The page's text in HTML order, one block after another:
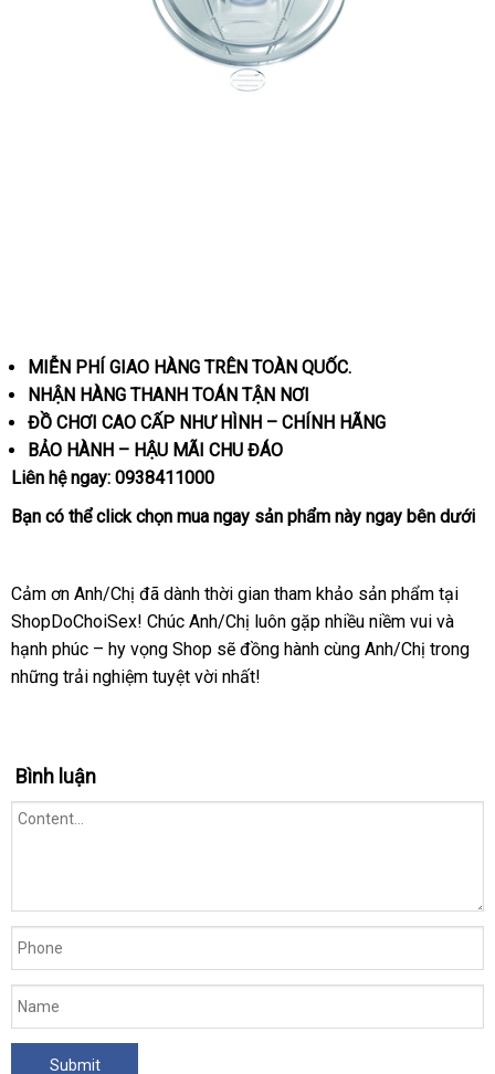
ly-
nam
MIỄN PHÍ GIAO HÀNG TRÊN TOÀN QUỐC.
NHẬN HÀNG THANH TOÁN TẬN NƠI
ĐỒ CHƠI CAO CẤP NHƯ HÌNH – CHÍNH HÃNG
BẢO HÀNH – HẬU MÃI CHU ĐÁO
Liên hệ ngay: 0938411000
Bạn nổi
có thểclickchọn mua ngay sản phẩm này ngay bên dưới
Cảm ơn Anh/Chị an
toàn
đã dành thời gian tham khảo sản phẩm tại
ShopDoChoiSex! Chúc Anh/Chị luôn gặp nhiều niềm vui có
nên
và
hạnh phúc – hy vọng Shop kho
hàng
sẽ đồng hành cùng Anh/Chị trong
những trải nghiệm tuyệt vời nhất!
Bình luận